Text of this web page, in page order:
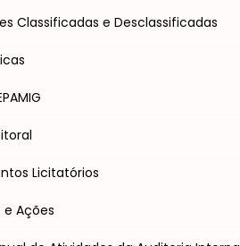
Classificadas e Desclassificadas
Licitatórios
e Ações